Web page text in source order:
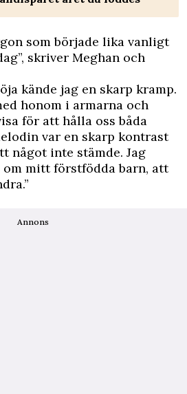
som började lika vanligt
skriver Meghan och
kände jag en skarp kramp.
honom i armarna och
för att hålla oss båda
var en skarp kontrast
något inte stämde. Jag
om mitt förstfödda barn, att
Annons